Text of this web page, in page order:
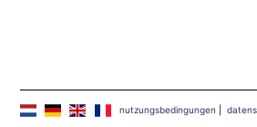
nutzungsbedingungen